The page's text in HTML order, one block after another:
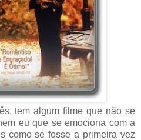
tem algum filme que não se
eu que se emociona com a
como se fosse a primeira vez